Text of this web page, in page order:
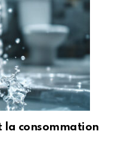
la consommation